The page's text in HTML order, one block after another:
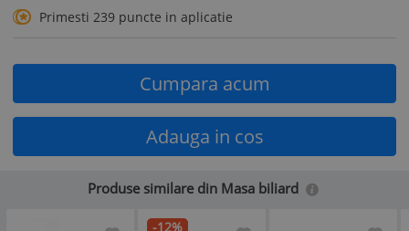
Primesti 239 puncte in aplicatie
Cumpara acum
Adauga in cos
Produse similare din Masa biliard
-12%